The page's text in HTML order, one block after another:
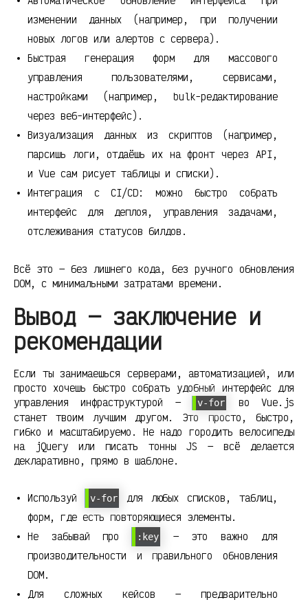
изменении данных (например, при получении
новых логов или алертов с сервера).
Быстрая генерация форм для массового
управления пользователями, сервисами,
настройками (например, bulk-редактирование
через веб-интерфейс).
Визуализация данных из скриптов (например,
парсишь логи, отдаёшь их на фронт через API,
и Vue сам рисует таблицы и списки).
Интеграция с CI/CD: можно быстро собрать
интерфейс для деплоя, управления задачами,
отслеживания статусов билдов.
Всё это — без лишнего кода, без ручного обновления
DOM, с минимальными затратами времени.
Вывод — заключение и
рекомендации
Если ты занимаешься серверами, автоматизацией, или
просто хочешь быстро собрать удобный интерфейс для
управления инфраструктурой —
v-for
во Vue.js
станет твоим лучшим другом. Это просто, быстро,
гибко и масштабируемо. Не надо городить велосипеды
на jQuery или писать тонны JS — всё делается
декларативно, прямо в шаблоне.
Используй v-for
для любых списков, таблиц,
форм, где есть повторяющиеся элементы.
Не забывай про
:key
— это важно для
производительности и правильного обновления
DOM.
Для сложных кейсов — предварительно